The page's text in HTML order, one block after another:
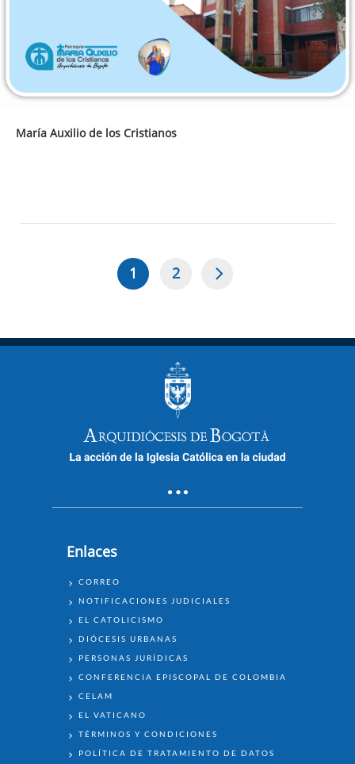
María Auxilio de los Cristianos
Paginación
Página
1 Page
2
Enlaces
ENLACES
CORREO
NOTIFICACIONES JUDICIALES
EL CATOLICISMO
DIÓCESIS URBANAS
PERSONAS JURÍDICAS
CONFERENCIA EPISCOPAL DE COLOMBIA
CELAM
EL VATICANO
TÉRMINOS Y CONDICIONES
POLÍTICA DE TRATAMIENTO DE DATOS